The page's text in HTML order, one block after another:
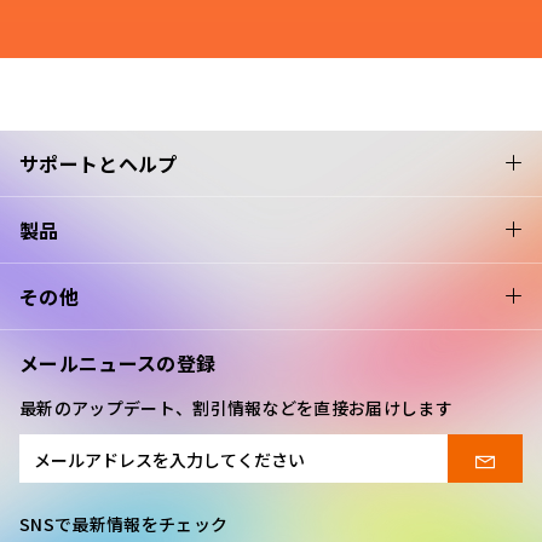
サポートとヘルプ
製品
その他
メールニュースの登録
最新のアップデート、割引情報などを直接お届けします
SNSで最新情報をチェック